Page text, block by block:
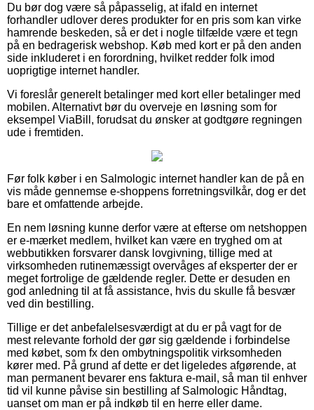
Du bør dog være så påpasselig, at ifald en internet
forhandler udlover deres produkter for en pris som kan virke
hamrende beskeden, så er det i nogle tilfælde være et tegn
på en bedragerisk webshop. Køb med kort er på den anden
side inkluderet i en forordning, hvilket redder folk imod
uoprigtige internet handler.
Vi foreslår generelt betalinger med kort eller betalinger med
mobilen. Alternativt bør du overveje en løsning som for
eksempel ViaBill, forudsat du ønsker at godtgøre regningen
ude i fremtiden.
Før folk køber i en Salmologic internet handler kan de på en
vis måde gennemse e-shoppens forretningsvilkår, dog er det
bare et omfattende arbejde.
En nem løsning kunne derfor være at efterse om netshoppen
er e-mærket medlem, hvilket kan være en tryghed om at
webbutikken forsvarer dansk lovgivning, tillige med at
virksomheden rutinemæssigt overvåges af eksperter der er
meget fortrolige de gældende regler. Dette er desuden en
god anledning til at få assistance, hvis du skulle få besvær
ved din bestilling.
Tillige er det anbefalelsesværdigt at du er på vagt for de
mest relevante forhold der gør sig gældende i forbindelse
med købet, som fx den ombytningspolitik virksomheden
kører med. På grund af dette er det ligeledes afgørende, at
man permanent bevarer ens faktura e-mail, så man til enhver
tid vil kunne påvise sin bestilling af Salmologic Håndtag,
uanset om man er på indkøb til en herre eller dame.